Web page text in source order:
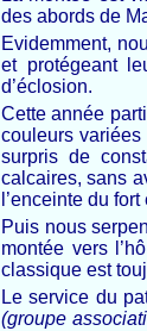
des abords de
Evidemment,
et protégeant
d’éclosion.
Cette année
couleurs
surpris de
calcaires, sans
l’enceinte du
Puis nous
montée vers
classique est
Le service du
(groupe